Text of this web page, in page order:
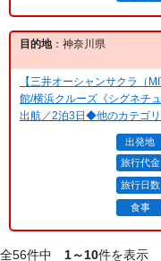
目的地：神奈川県
【三井オーシャンサクラ（
館/横浜クルーズ《シグネチ
出航／2泊3日◆他のカテゴリ
出発地
旅行代金
旅行日数
食事
全56件中 1～10件を表示